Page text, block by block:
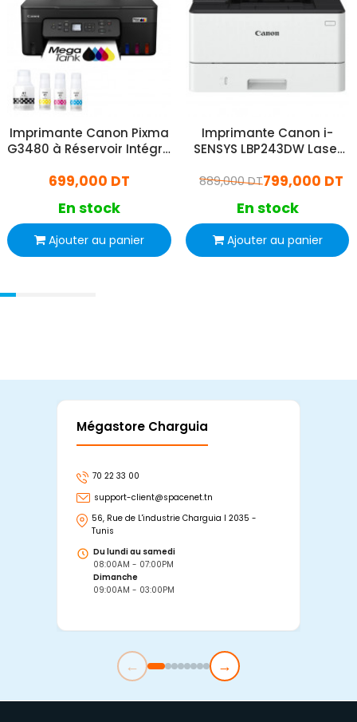
Imprimante Canon Pixma
G3480 à Réservoir Intégré
699,000 DT
En stock
Ajouter au panier
Imprimante Canon i-
SENSYS LBP243DW Laser
799,000 DT
889,000 DT
En stock
Ajouter au panier
Mégastore Charguia
70 22 33 00
support-client@spacenet.tn
56, Rue de L'industrie Charguia I 2035 -
Tunis
Du lundi au samedi
08:00AM - 07:00PM
Dimanche
09:00AM - 03:00PM
← →